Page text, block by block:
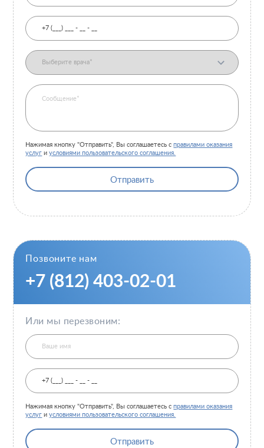
Нажимая кнопку "Отправить", Вы соглашаетесь справилами оказания
услуг иусловиями пользовательского соглашения.
Отправить
Позвоните нам
+7 (812) 403-02-01
Или мы перезвоним:
Нажимая кнопку "Отправить", Вы соглашаетесь справилами оказания
услуг иусловиями пользовательского соглашения.
Отправить